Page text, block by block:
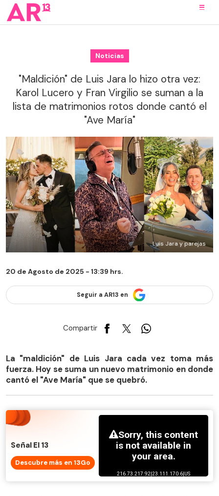
Noticias
"Maldición" de Luis Jara lo hizo otra vez:
Karol Lucero y Fran Virgilio se suman a la
lista de matrimonios rotos donde cantó el
"Ave María"
Luis Jara y parejas
20 de Agosto de 2025 - 13:39 hrs.
Seguir a AR13 en
Compartir
La "maldición" de Luis Jara cada vez toma más
fuerza. Hoy se suma un nuevo matrimonio en donde
cantó el "Ave María" que se quebró.
Señal El 13
Descubre más en 13Go